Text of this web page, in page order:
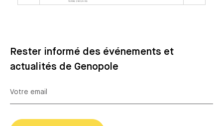
Rester informé des événements et
actualités de Genopole